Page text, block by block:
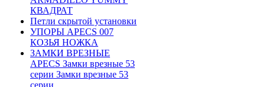
КВАДРАТ
Петли скрытой установки
УПОРЫ APECS 007
КОЗЬЯ НОЖКА
ЗАМКИ ВРЕЗНЫЕ
APECS Замки врезные 53
серии Замки врезные 53
серии